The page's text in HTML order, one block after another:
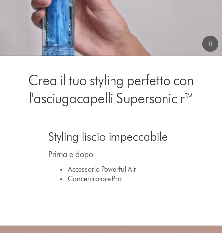
Crea il tuo styling perfetto con
l'asciugacapelli Supersonic r™
to
Styling liscio impeccabile
Prima e dopo
Accessorio Powerful Air
Concentratore Pro